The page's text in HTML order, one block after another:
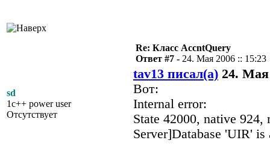
sd
1c++ power user
Отсутствует
Re: Класс AccntQuery
Ответ #7 - 24. Мая 2006 :: 15:23
tav13 писал(а) 24. Мая
Вот:
Internal error:
State 42000, native
Server]Database 'UIR'